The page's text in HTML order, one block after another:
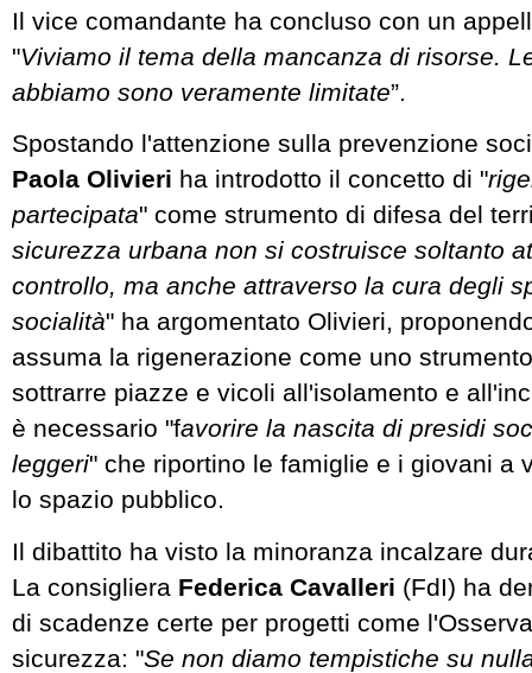
Il vice comandante ha concluso con un
"Viviamo il tema della mancanza di risorse.
abbiamo sono veramente limitate”.
Spostando l'attenzione sulla prevenzione
Paola Olivieri ha introdotto il concetto di "
partecipata" come strumento di difesa del
sicurezza urbana non si costruisce soltanto
controllo, ma anche attraverso la cura degli
socialità" ha argomentato Olivieri,
assuma la rigenerazione come uno
sottrarre piazze e vicoli all'isolamento e
è necessario "favorire la nascita di presidi
leggeri" che riportino le famiglie e i giovani a
lo spazio pubblico.
Il dibattito ha visto la minoranza incalzare
La consigliera Federica Cavalleri (FdI) ha
di scadenze certe per progetti come
sicurezza: "Se non diamo tempistiche su